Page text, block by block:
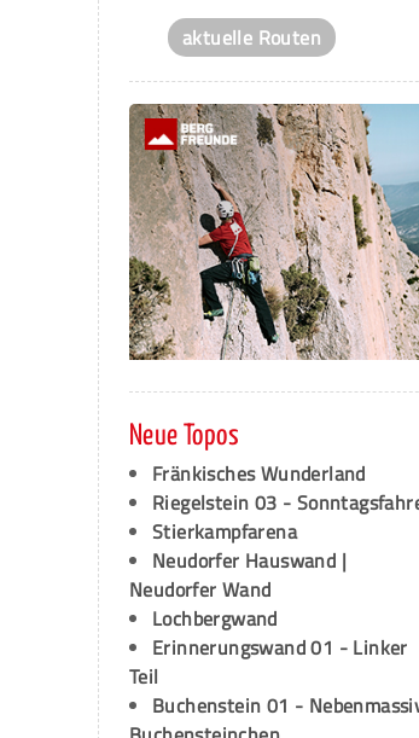
aktuelle Routen
Neue Topos
Fränkisches Wunderland
Riegelstein 03 -
Stierkampfarena
Neudorfer Hauswand |
Neudorfer Wand
Lochbergwand
Erinnerungswand 01 - Linker
Teil
Buchenstein 01 -